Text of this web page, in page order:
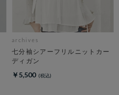
archives
七分袖シアーフリルニットカー
ディガン
￥5,500